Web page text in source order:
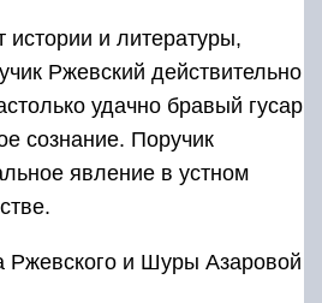
и литературы,
Ржевский действительно
удачно бравый гусар
сознание. Поручик
явление в устном
Ржевского и Шуры Азаровой